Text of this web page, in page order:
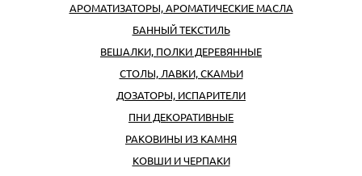
АРОМАТИЗАТОРЫ, АРОМАТИЧЕСКИЕ МАСЛА
БАННЫЙ ТЕКСТИЛЬ
ВЕШАЛКИ, ПОЛКИ ДЕРЕВЯННЫЕ
СТОЛЫ, ЛАВКИ, СКАМЬИ
ДОЗАТОРЫ, ИСПАРИТЕЛИ
ПНИ ДЕКОРАТИВНЫЕ
РАКОВИНЫ ИЗ КАМНЯ
КОВШИ И ЧЕРПАКИ